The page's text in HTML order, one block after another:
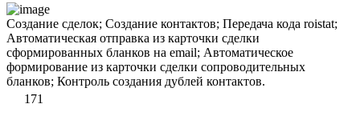
Создание сделок; Создание контактов; Передача кода roistat;
Автоматическая отправка из карточки сделки
сформированных бланков на email; Автоматическое
формирование из карточки сделки сопроводительных
бланков; Контроль создания дублей контактов.
171